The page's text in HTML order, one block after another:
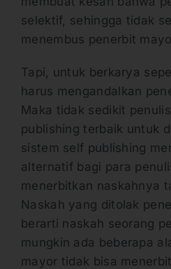
selektif, sehingga tidak
menembus penerbit
Tapi, untuk berkarya
harus mengandalkan
Maka tidak sedikit
publishing terbaik untuk
sistem self publishing
alternatif bagi para
menerbitkan naskahnya
Naskah yang ditolak
berarti naskah seorang
mungkin ada beberapa
mayor tidak bisa